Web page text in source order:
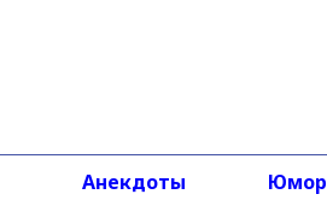
Анекдоты Юмор